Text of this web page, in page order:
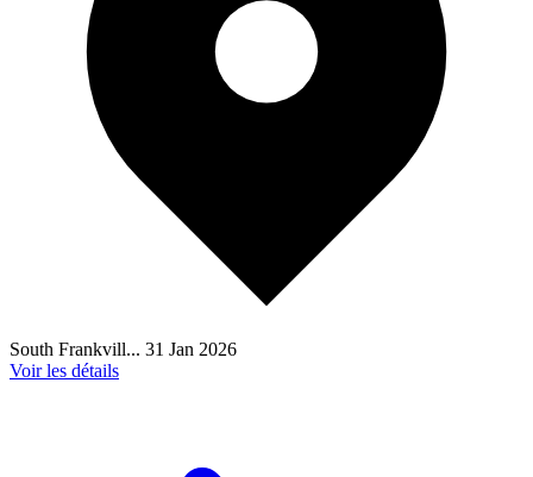
South Frankvill... 31 Jan 2026
Voir les détails